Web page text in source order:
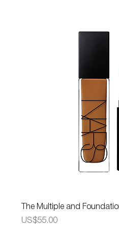
The Multiple and
가격
US$55.00